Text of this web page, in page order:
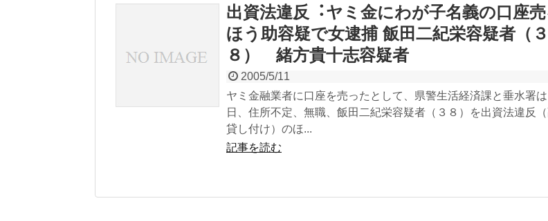
出資法違反︓ヤミ金にわが⼦名義の⼝座
ほう助容疑で⼥逮捕 飯⽥⼆紀栄容疑者（３
８） 緒方貴⼗志容疑者
2005/5/11
ヤミ金融業者に口座を売ったとして、県警生活経済課と垂水署は
⽇、住所不定、無職、飯⽥⼆紀栄容疑者（３８）を出資法違反（
貸し付け）のほ...
記事を読む